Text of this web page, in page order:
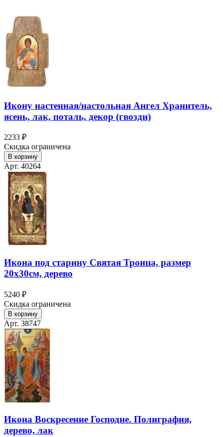
Икону настенная/настольная Ангел Хранитель,
ясень, лак, поталь, декор (гвозди)
2233 ₽
Скидка ограничена
В корзину
Арт. 40264
Икона под старину Святая Троица, размер
20х30см, дерево
5240 ₽
Скидка ограничена
В корзину
Арт. 38747
Икона Воскресение Господне. Полиграфия,
дерево, лак